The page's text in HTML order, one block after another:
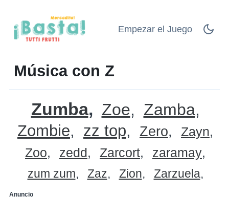
Empezar el Juego
Música con Z
Zumba Zoe Zamba
Zombie zz top Zero
Zayn
Zoo
zedd Zarcort zaramay
zum zum Zaz Zion Zarzuela
Anuncio